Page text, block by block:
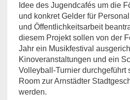
Idee des Jugendcafés um die
und konkret Gelder für
und Öffentlichkeitsarbeit
diesem Projekt sollen von der
Jahr ein Musikfestival
Kinoveranstaltungen und ein
Volleyball-Turnier durchgeführt
Room zur Arnstädter
werden.